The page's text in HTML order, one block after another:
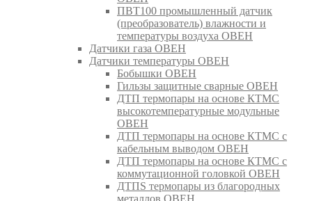
ПВТ100 промышленный датчик
(преобразователь) влажности и
температуры воздуха ОВЕН
Датчики газа ОВЕН
Датчики температуры ОВЕН
Бобышки ОВЕН
Гильзы защитные сварные ОВЕН
ДТП термопары на основе КТМС
высокотемпературные модульные
ОВЕН
ДТП термопары на основе КТМС с
кабельным выводом ОВЕН
ДТП термопары на основе КТМС с
коммутационной головкой ОВЕН
ДТПS термопары из благородных
металлов ОВЕН